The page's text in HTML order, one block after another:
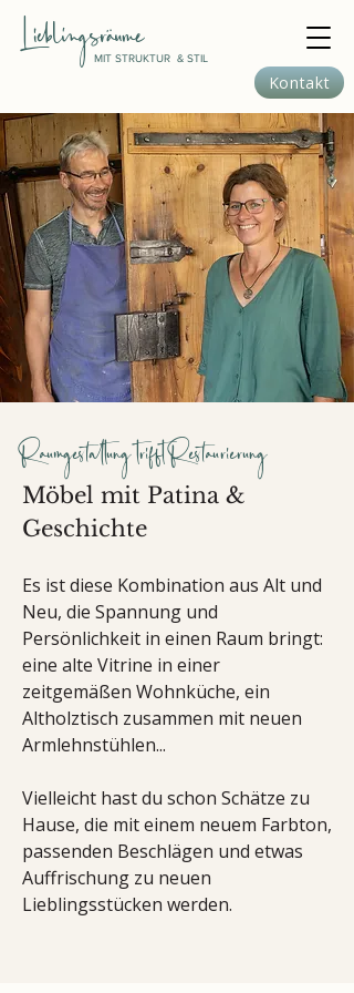
​LieblingsräumeMIT STRUKTUR & STIL
Kontakt
Raumgestaltung trifft Restaurierung
Möbel mit Patina &
Geschichte
Es ist diese Kombination aus Alt und
Neu, die Spannung und
Persönlichkeit in einen Raum bringt:
eine alte Vitrine in einer
zeitgemäßen Wohnküche, ein
Altholztisch zusammen mit neuen
Armlehnstühlen...
Vielleicht hast du schon Schätze zu
Hause, die mit einem neuem Farbton,
passenden Beschlägen und etwas
Auffrischung zu neuen
Lieblingsstücken werden.